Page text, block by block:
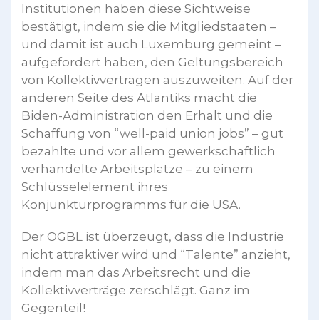
Institutionen haben diese Sichtweise
bestätigt, indem sie die Mitgliedstaaten –
und damit ist auch Luxemburg gemeint –
aufgefordert haben, den Geltungsbereich
von Kollektivverträgen auszuweiten. Auf der
anderen Seite des Atlantiks macht die
Biden-Administration den Erhalt und die
Schaffung von “well-paid union jobs” – gut
bezahlte und vor allem gewerkschaftlich
verhandelte Arbeitsplätze – zu einem
Schlüsselelement ihres
Konjunkturprogramms für die USA.
Der OGBL ist überzeugt, dass die Industrie
nicht attraktiver wird und “Talente” anzieht,
indem man das Arbeitsrecht und die
Kollektivverträge zerschlägt. Ganz im
Gegenteil!